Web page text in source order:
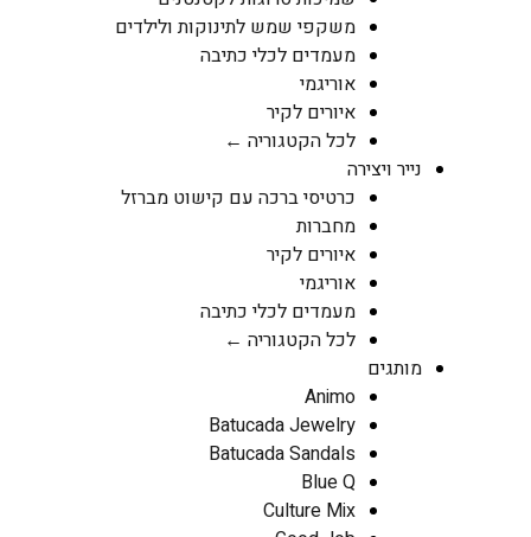
משקפי שמש לתינוקות ולילדים
מעמדים לכלי כתיבה
אוריגמי
איורים לקיר
לכל הקטגוריה ←
נייר ויצירה
כרטיסי ברכה עם קישוט מברזל
מחברות
איורים לקיר
אוריגמי
מעמדים לכלי כתיבה
לכל הקטגוריה ←
מותגים
Animo
Batucada Jewelry
Batucada Sandals
Blue Q
Culture Mix